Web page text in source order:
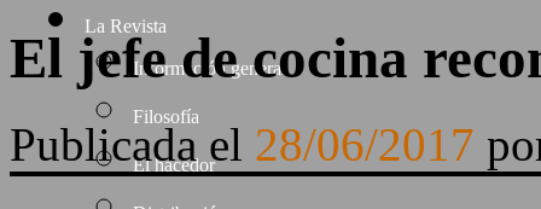
La Revista
Información general
Filosofía
El hacedor
El jefe de cocina
Publicada el 28/06/2017